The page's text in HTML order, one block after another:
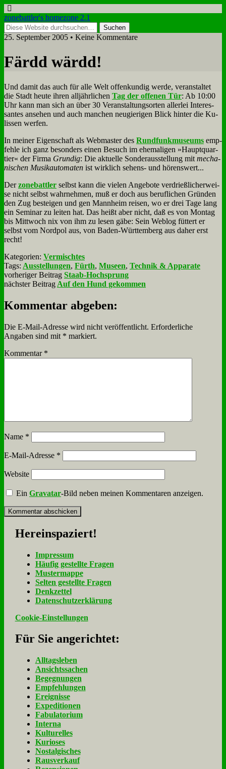
zonebattler's homezone 2.1
25. September 2005 • Keine Kommentare
Färdd wärdd!
Und da­mit das auch für al­le Welt of­fen­kun­dig wer­de, ver­an­stal­tet
die Stadt heu­te ih­ren all­jähr­li­chen Tag der of­fe­nen Tür: Ab 10:00
Uhr kann man sich an über 30 Ver­an­stal­tungs­or­ten al­ler­lei In­ter­es­
san­tes an­se­hen und auch man­chen neu­gie­ri­gen Blick hin­ter die Ku­
lis­sen wer­fen.
In mei­ner Ei­gen­schaft als Web­ma­ster des Rund­funk­mu­se­ums emp­
feh­le ich ganz be­son­ders ei­nen Be­such im ehe­ma­li­gen »Haupt­quar­
tier« der Fir­ma Grun­dig: Die ak­tu­el­le Son­der­aus­stel­lung mit me­cha­
ni­schen Mu­sik­au­to­ma­ten ist wirk­lich se­hens- und hö­rens­wert...
Derzone­batt­ler selbst kann die vie­len An­ge­bo­te ver­drieß­li­cher­wei­
se nicht selbst wahr­neh­men, muß er doch aus be­ruf­li­chen Grün­den
den Zug be­stei­gen und gen Mann­heim rei­sen, wo er drei Ta­ge lang
ein Se­mi­nar zu lei­ten hat. Das heißt aber nicht, daß es von Mon­tag
bis Mitt­woch nix von ihm zu le­sen gä­be: Sein Web­log füt­tert er
selbst vom Nord­pol aus, von Ba­den-Würt­tem­berg aus da­her erst
recht!
Kategorien: Vermischtes
Tags: Ausstellungen, Fürth, Museen, Technik & Apparate
vorheriger Beitrag Staab-Hochsprung
nächster Beitrag Auf den Hund gekommen
Kommentar abgeben:
Die E-Mail-Adresse wird nicht veröffentlicht. Erforderliche
Angaben sind mit * markiert.
Kommentar *
Name *
E-Mail-Adresse *
Website
EinGravatar-Bild neben meinen Kommentaren anzeigen.
Her­ein­spa­ziert!
Im­pres­sum
Häu­fig ge­stell­te Fra­gen
Mu­ster­map­pe
Sel­ten ge­stell­te Fra­gen
Denk­zet­tel
Da­ten­schutz­er­klä­rung
Cookie-Einstellungen
Für Sie an­ge­rich­tet:
Alltagsleben
Ansichtssachen
Begegnungen
Empfehlungen
Ereignisse
Expeditionen
Fabulatorium
Interna
Kulturelles
Kurioses
Nostalgisches
Rausverkauf